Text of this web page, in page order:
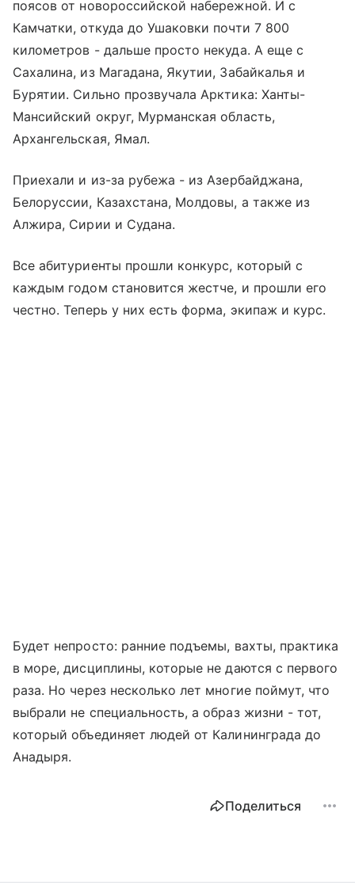
поясов от новороссийской набережной. И с
Камчатки, откуда до Ушаковки почти 7 800
километров - дальше просто некуда. А еще с
Сахалина, из Магадана, Якутии, Забайкалья и
Бурятии. Сильно прозвучала Арктика: Ханты-
Мансийский округ, Мурманская область,
Архангельская, Ямал.
Приехали и из-за рубежа - из Азербайджана,
Белоруссии, Казахстана, Молдовы, а также из
Алжира, Сирии и Судана.
Все абитуриенты прошли конкурс, который с
каждым годом становится жестче, и прошли его
честно. Теперь у них есть форма, экипаж и курс.
Будет непросто: ранние подъемы, вахты, практика
в море, дисциплины, которые не даются с первого
раза. Но через несколько лет многие поймут, что
выбрали не специальность, а образ жизни - тот,
который объединяет людей от Калининграда до
Анадыря.
Поделиться